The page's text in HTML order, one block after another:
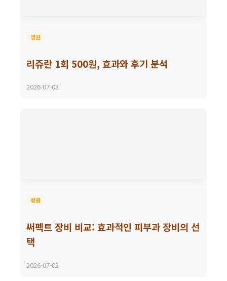
병원
리쥬란 1회 500원, 효과와 후기 분석
2026-07-03
병원
써펙트 장비 비교: 효과적인 피부과 장비의 선
택
2026-07-02